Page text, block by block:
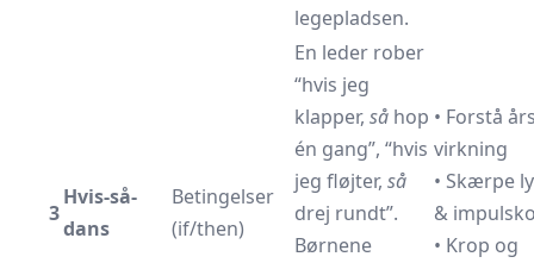
legepladsen.
3
Hvis-så-
dans
Betingelser
(if/then)
En leder rober
“hvis jeg
klapper, så hop
én gang”, “hvis
jeg fløjter, så
drej rundt”.
Børnene
• Forstå
virkning
• Skærpe
&
• Krop og